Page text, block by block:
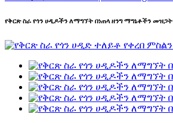
የቅርጽ ስራ የጎን ሀዲዶችን ለማግኘት በነጠላ ዘንግ ማግኔቶችን መዝጋት